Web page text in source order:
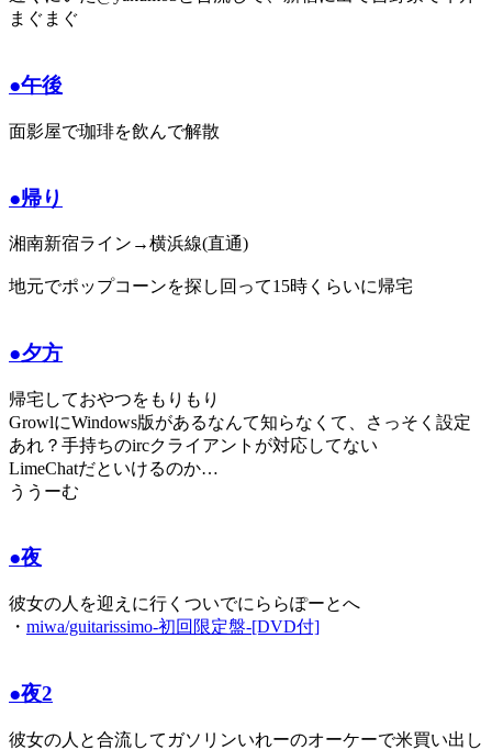
まぐまぐ
●午後
面影屋で珈琲を飲んで解散
●帰り
湘南新宿ライン→横浜線(直通)
地元でポップコーンを探し回って15時くらいに帰宅
●夕方
帰宅しておやつをもりもり
GrowlにWindows版があるなんて知らなくて、さっそく設定
あれ？手持ちのircクライアントが対応してない
LimeChatだといけるのか…
ううーむ
●夜
彼女の人を迎えに行くついでにららぽーとへ
・ miwa/guitarissimo-初回限定盤-[DVD付]
●夜2
彼女の人と合流してガソリンいれーのオーケーで米買い出し